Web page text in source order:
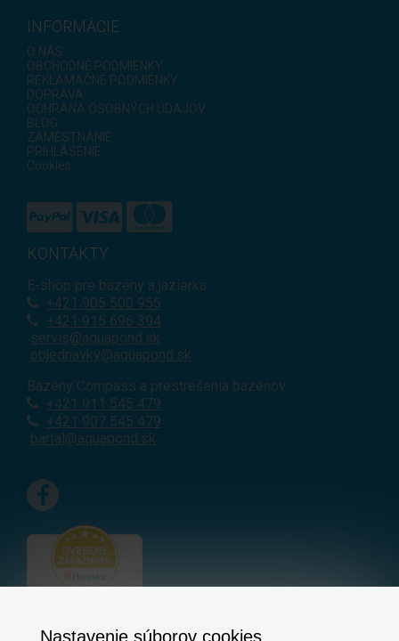
INFORMÁCIE
O NÁS
OBCHODNÉ PODMIENKY
REKLAMAČNÉ PODMIENKY
DOPRAVA
OCHRANA OSOBNÝCH ÚDAJOV
BLOG
ZAMESTNANIE
PRIHLÁSENIE
Cookies
KONTAKTY
E-shop pre bazény a jazierka
+421 905 500 955
+421 915 696 394
servis@aquapond.sk
objednavky@aquapond.sk
Bazény Compass a prestrešenia bazénov
+421 911 545 479
+421 907 545 479
bartal@aquapond.sk
Nastavenie súborov cookies